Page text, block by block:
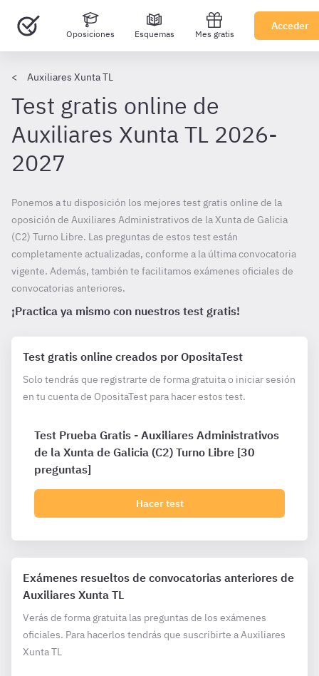
Oposiciones Esquemas Mes gratis
Acceder
Auxiliares Xunta TL
Test gratis online de
Auxiliares Xunta TL 2026-
2027
Ponemos a tu disposición los mejores test gratis online de la
oposición de Auxiliares Administrativos de la Xunta de Galicia
(C2) Turno Libre. Las preguntas de estos test están
completamente actualizadas, conforme a la última convocatoria
vigente. Además, también te facilitamos exámenes oficiales de
convocatorias anteriores.
¡Practica ya mismo con nuestros test gratis!
Test gratis online creados por OpositaTest
Solo tendrás que registrarte de forma gratuita o iniciar sesión
en tu cuenta de OpositaTest para hacer estos test.
Test Prueba Gratis - Auxiliares Administrativos
de la Xunta de Galicia (C2) Turno Libre [30
preguntas]
Hacer test
Exámenes resueltos de convocatorias anteriores de
Auxiliares Xunta TL
Verás de forma gratuita las preguntas de los exámenes
oficiales. Para hacerlos tendrás que suscribirte a Auxiliares
Xunta TL